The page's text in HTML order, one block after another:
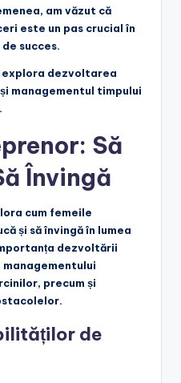
am văzut că
este un pas crucial în
succes.
explora dezvoltarea
managementul timpului
Să
Învingă
cum femeile
și să învingă în lumea
dezvoltării
precum și
de